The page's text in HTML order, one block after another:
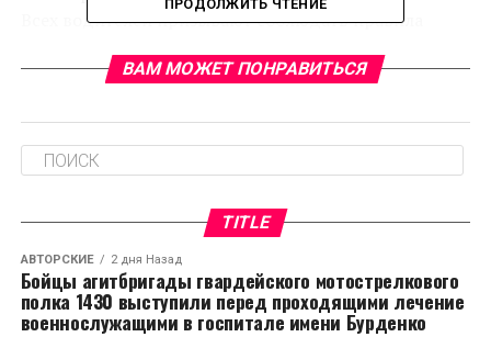
Всех водителей призывают соблюдать правила
внимательными на дороге.
CЛЕДУЮЩЕЕ
НЕ ПРОПУСТИТЕ
Спектакль по стихам Евтушенко поставят во
Владимире
ПРОДОЛЖИТЬ ЧТЕНИЕ
ВАМ МОЖЕТ ПОНРАВИТЬСЯ
TITLE
АВТОРСКИЕ 2 дня Назад
Бойцы агитбригады гвардейского мотострелкового
полка 1430 выступили перед проходящими лечение
военнослужащими в госпитале имени Бурденко